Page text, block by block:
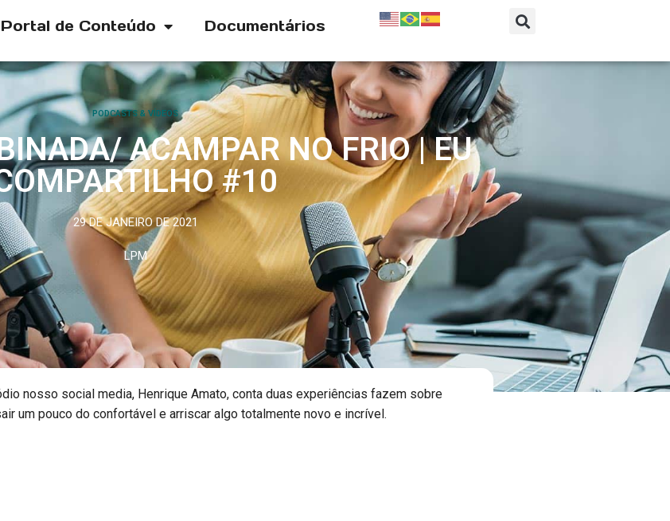
Portal de Conteúdo Documentários
PODCASTS & VÍDEOS
ACAMPAR NO FRIO | EU
#10
29 DE JANEIRO DE 2021
LPM
nosso social media, Henrique Amato, conta duas experiências fazem sobre
um pouco do confortável e arriscar algo totalmente novo e incrível.